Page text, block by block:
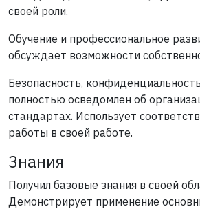
своей роли.
Обучение и профессиональное
обсуждает возможности
Безопасность,
полностью осведомлен об
стандартах. Использует
работы в своей работе.
Знания
Получил базовые знания в своей
Демонстрирует применение